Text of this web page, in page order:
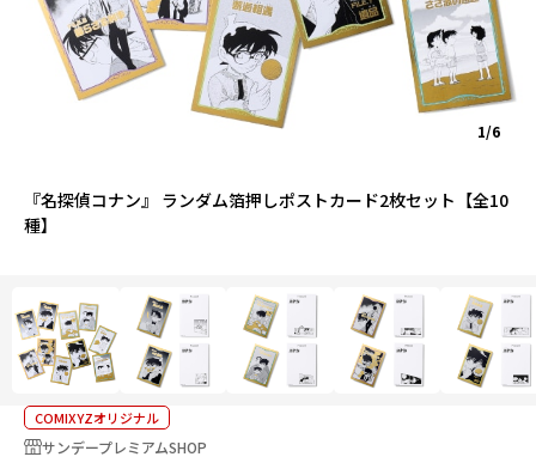
『名探偵コナン』 ランダム箔押しポストカード2枚セット【全10
種】
1/6
COMIXYZオリジナル
サンデープレミアムSHOP